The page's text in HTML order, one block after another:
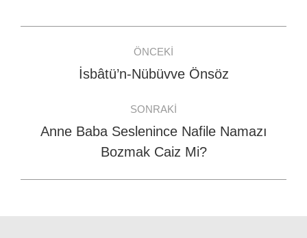
navigation
ÖNCEKI
Previous
İsbâtü’n-Nübüvve Önsöz
SONRAKI
Next
post:
Anne Baba Seslenince Nafile Namazı
Bozmak Caiz Mi?